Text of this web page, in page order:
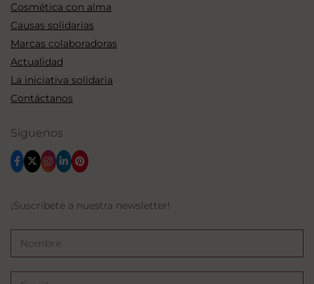
Cosmética con alma
Causas solidarias
Marcas colaboradoras
Actualidad
La iniciativa solidaria
Contáctanos
Síguenos
¡Suscríbete a nuestra newsletter!